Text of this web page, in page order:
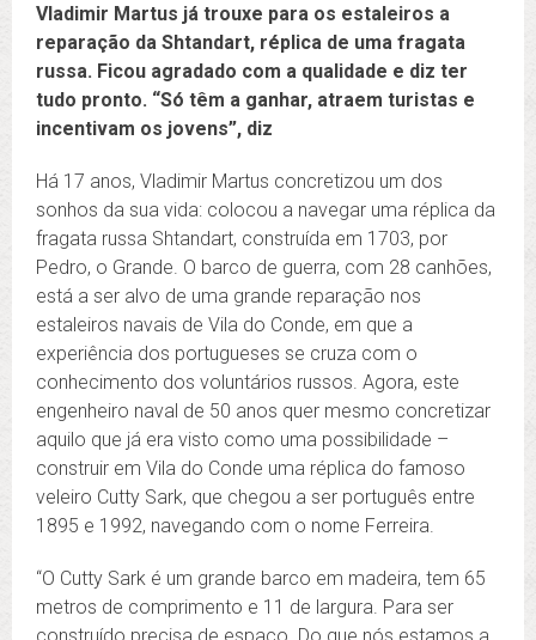
Vladimir Martus já trouxe para os estaleiros a
reparação da Shtandart, réplica de uma fragata
russa. Ficou agradado com a qualidade e diz ter
tudo pronto. “Só têm a ganhar, atraem turistas e
incentivam os jovens”, diz
Há 17 anos, Vladimir Martus concretizou um dos
sonhos da sua vida: colocou a navegar uma réplica da
fragata russa Shtandart, construída em 1703, por
Pedro, o Grande. O barco de guerra, com 28 canhões,
está a ser alvo de uma grande reparação nos
estaleiros navais de Vila do Conde, em que a
experiência dos portugueses se cruza com o
conhecimento dos voluntários russos. Agora, este
engenheiro naval de 50 anos quer mesmo concretizar
aquilo que já era visto como uma possibilidade –
construir em Vila do Conde uma réplica do famoso
veleiro Cutty Sark, que chegou a ser português entre
1895 e 1992, navegando com o nome Ferreira.
“O Cutty Sark é um grande barco em madeira, tem 65
metros de comprimento e 11 de largura. Para ser
construído precisa de espaço. Do que nós estamos a